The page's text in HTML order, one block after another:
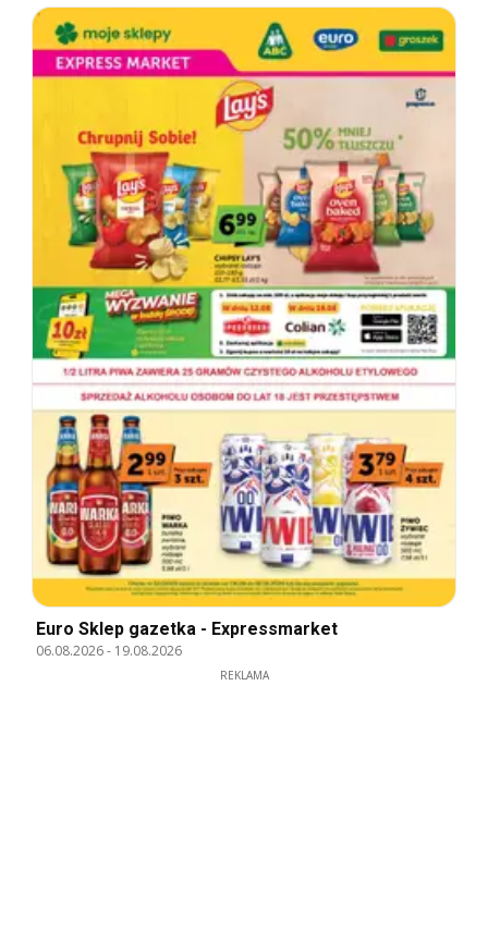
Euro Sklep gazetka - Expressmarket
06.08.2026- 19.08.2026
REKLAMA